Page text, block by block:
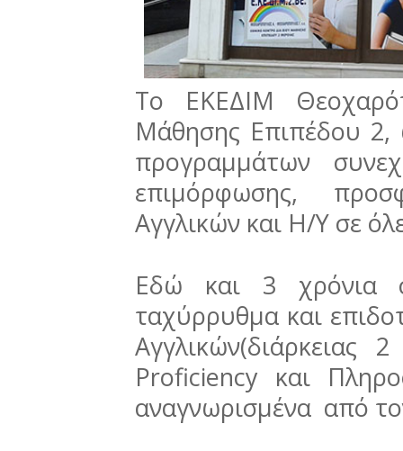
Το ΕΚΕΔΙΜ
Μάθησης Επιπέδου
προγραμμάτων
επιμόρφωσης,
Αγγλικών και Η/Υ σε
Εδώ και 3 χρόνια
ταχύρρυθμα και
Proficiency και
αναγνωρισμένα από